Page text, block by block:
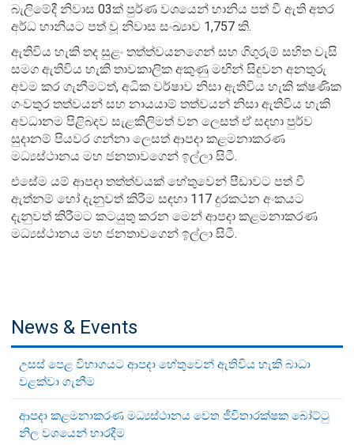
බැලිමේදී නිවාස 03ක් පුර්ණ වශයෙන් හානිය පත් වී ඇති අතර
අර්ධ හානියට පත් වූ නිවාස සංඛ්‍යාව 1,757 කි.
ඇතිවිය හැකි තද සුළං තත්ත්වයනගෙන් සහ ගිගුරුම් සහිත වැසි
සමග ඇතිවිය හැකි තාවකාලික අකුණු මඟින් සිදුවන අනතුරු
අවම කර ගැනීමටත්, අධික වර්ෂාව නිසා ඇතිවිය හැකි ක්ෂණික
ගංවතුර තත්වයන් සහ නායයාම් තත්වයන් නිසා ඇතිවිය හැකි
අවධානම පිළිබදව සැළකිලිමත් වන ලෙසත් ඒ සදහා පුර්ව
සුදානම් පියවර ගන්නා ලෙසත් ආපදා කළමනාකරණ
මධ්‍යස්ථානය මහ ජනතාවගෙන් ඉල්ලා සිටී.
එසේම යම් ආපදා තත්ත්වයක් හේතුවෙන් පීඩාවට පත් වී
ඇත්නම් හෝ දැනුවත් කිරීම සඳහා 117 දුරකථන අංකයට
දැනුවත් කිරීමට කටයුතු කරන මෙන් ආපදා කළමනාකරණ
මධ්‍යස්ථානය මහ ජනතාවගෙන් ඉල්ලා සිටී.
News & Events
උසස් පෙළ විභාගයට ආපදා හේතුවෙන් ඇතිවිය හැකි බාධා
වළක්වා ගැනීම
ආපදා කළමනාකරණ මධ්‍යස්ථානය වෙත ජීවිතාරක්ෂක බෝට්ටු
නිල වශයෙන් භාරදීම